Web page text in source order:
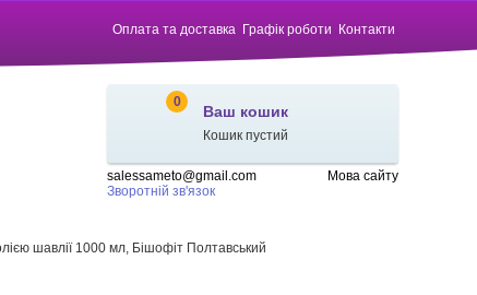
Оплата та доставка Графік роботи Контакти
0
Ваш кошик
Кошик пустий
salessameto@gmail.com
Зворотній зв'язок
Мова сайту
шавлії 1000 мл, Бішофіт Полтавський